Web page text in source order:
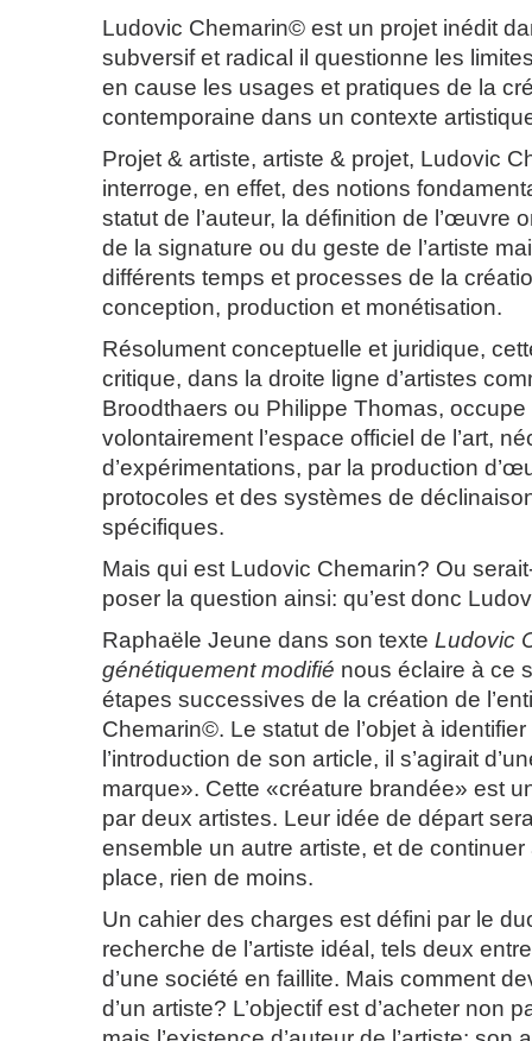
Ludovic Chemarin© est un projet inédit
subversif et radical il questionne les
en cause les usages et pratiques de la
contemporaine dans un contexte
Projet & artiste, artiste & projet, Ludovic
interroge, en effet, des notions
statut de l’auteur, la définition de l’œuvre
de la signature ou du geste de l’artiste
différents temps et processes de la
conception, production et monétisation.
Résolument conceptuelle et juridique,
critique, dans la droite ligne d’artistes
Broodthaers ou Philippe Thomas,
volontairement l’espace officiel de l’art,
d’expérimentations, par la production
protocoles et des systèmes de
spécifiques.
Mais qui est Ludovic Chemarin? Ou
poser la question ainsi: qu’est donc
Raphaële Jeune dans son texte Ludovic
génétiquement modifié nous éclaire à ce
étapes successives de la création de
Chemarin©. Le statut de l’objet à
l’introduction de son article, il s’agirait
marque». Cette «créature brandée» est
par deux artistes. Leur idée de départ
ensemble un autre artiste, et de continuer
place, rien de moins.
Un cahier des charges est défini par le
recherche de l’artiste idéal, tels deux
d’une société en faillite. Mais comment
d’un artiste? L’objectif est d’acheter non